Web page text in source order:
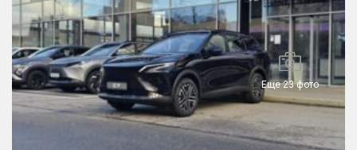
Еще 23 фото